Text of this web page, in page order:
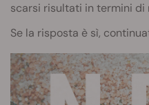
scarsi risultati in termini di
Se la risposta è sì,